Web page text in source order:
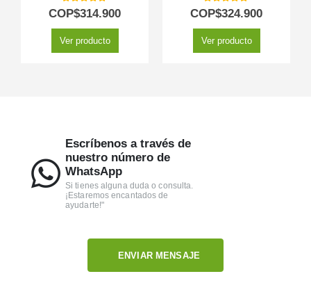
5.00out of 5
COP$314.900
Ver producto
5.00out of 5
COP$324.900
Ver producto
Escríbenos a través de
nuestro número de
WhatsApp
Si tienes alguna duda o consulta.
¡Estaremos encantados de
ayudarte!"
ENVIAR MENSAJE